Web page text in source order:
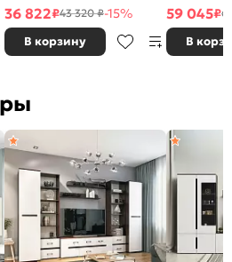
36 822₽43 320 ₽-15%
В корзину
59 045₽
В